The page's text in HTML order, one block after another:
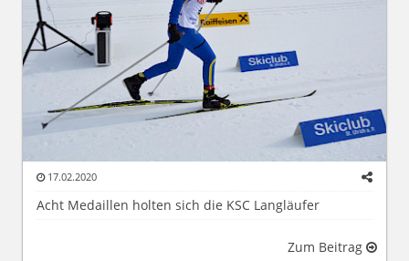
17.02.2020
Acht Medaillen holten sich die KSC Langläufer
Zum Beitrag